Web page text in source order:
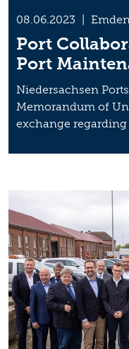
08.06.2023
Port
Port
Niedersachsen
Memorandum of
exchange